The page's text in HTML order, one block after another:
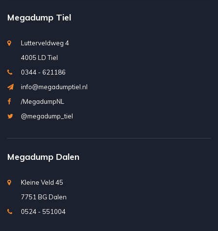
Megadump Tiel
Lutterveldweg 4
4005 LD Tiel
0344 - 621186
info@megadumptiel.nl
/MegadumpNL
@megadump_tiel
Megadump Dalen
Kleine Veld 45
7751 BG Dalen
0524 - 551004